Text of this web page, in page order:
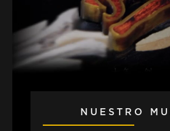
NUESTRO